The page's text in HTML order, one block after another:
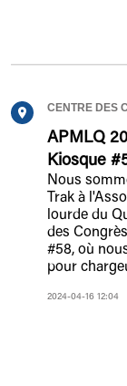
CENTRE DES
APMLQ
Kiosque
Nous
Trak à
lourde du
des
#58, où
pour
2024-04-16 12:04